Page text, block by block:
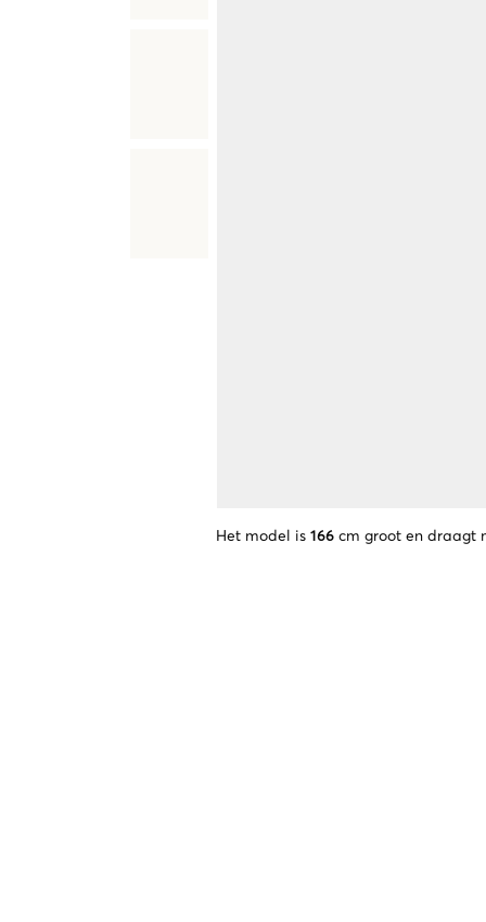
Het model is 166 cm groot en draagt